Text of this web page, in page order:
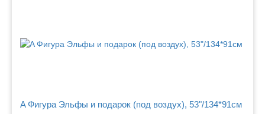
A Фигура Эльфы и подарок (под воздух), 53"/134*91см